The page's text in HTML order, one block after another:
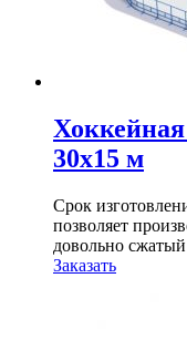
30х15 м
Срок
позволяет
довольно
Заказать